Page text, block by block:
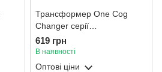
Трансформер One Cog
Changer серії
"Трансформери: Нове
покоління": Мегатрон
619 грн
В наявності
Оптові ціни